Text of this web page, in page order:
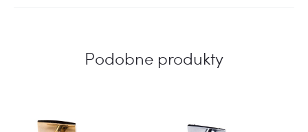
Podobne produkty